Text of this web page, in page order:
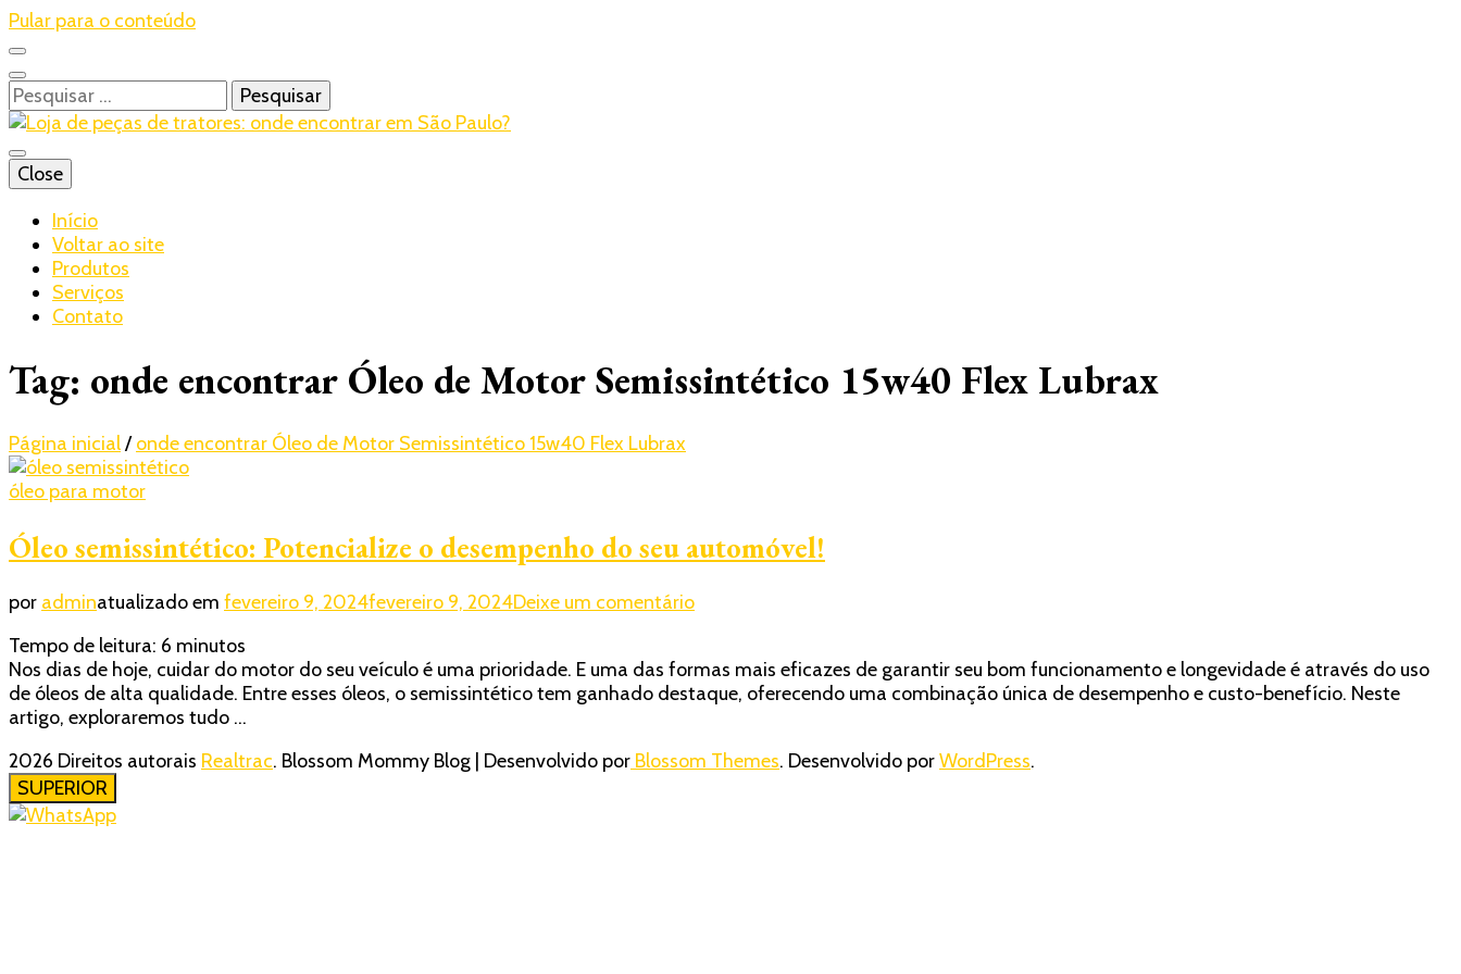
Pular para o conteúdo
Pesquisar
por:
Realtrac
Blog – Realtrac
Close
Início
Voltar ao site
Produtos
Serviços
Contato
Tag: onde encontrar Óleo de Motor Semissintético 15w40 Flex Lubrax
Página inicial/ onde encontrar Óleo de Motor Semissintético 15w40 Flex Lubrax
óleo para motor
Óleo semissintético: Potencialize o desempenho do seu automóvel!
por adminatualizado em fevereiro 9, 2024fevereiro 9, 2024Deixe um comentárioem
Potencialize
o
seu
Tempo de leitura: 6 minutos
Nos dias de hoje, cuidar do motor do seu veículo é uma prioridade. E uma das formas mais eficazes de garantir seu bom funcionamento e longevidade é através do uso
de óleos de alta qualidade. Entre esses óleos, o semissintético tem ganhado destaque, oferecendo uma combinação única de desempenho e custo-benefício. Neste
artigo, exploraremos tudo …
2026 Direitos autorais Realtrac. Blossom Mommy Blog | Desenvolvido por Blossom Themes. Desenvolvido porWordPress.
SUPERIOR